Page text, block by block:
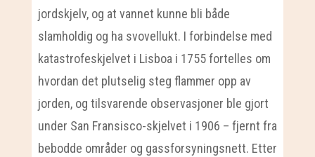
jordskjelv, og at vannet kunne bli både
slamholdig og ha svovellukt. I forbindelse med
katastrofeskjelvet i Lisboa i 1755 fortelles om
hvordan det plutselig steg flammer opp av
jorden, og tilsvarende observasjoner ble gjort
under San Fransisco-skjelvet i 1906 – fjernt fra
bebodde områder og gassforsyningsnett. Etter